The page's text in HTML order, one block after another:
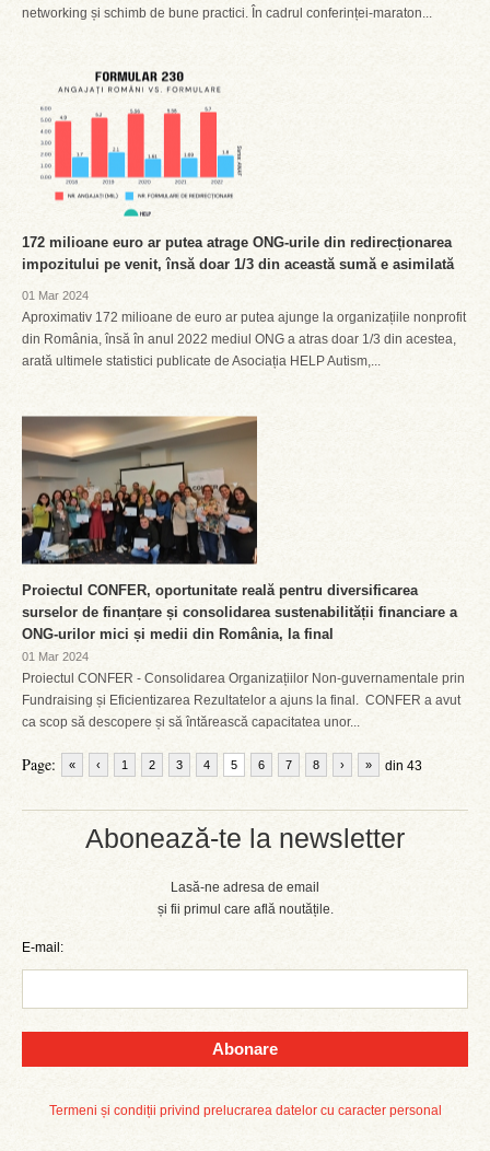
Abonează-te la newsletter
Lasă-ne adresa de email
și fii primul care află noutățile.
E-mail:
Abonare
Termeni și condiții privind prelucrarea datelor cu caracter personal
networking și schimb de bune practici. În cadrul conferinței-maraton...
172 milioane euro ar putea atrage ONG-urile din redirecționarea
impozitului pe venit, însă doar 1/3 din această sumă e asimilată
01 Mar 2024
Aproximativ 172 milioane de euro ar putea ajunge la organizațiile nonprofit
din România, însă în anul 2022 mediul ONG a atras doar 1/3 din acestea,
arată ultimele statistici publicate de Asociația HELP Autism,...
Proiectul CONFER, oportunitate reală pentru diversificarea
surselor de finanțare și consolidarea sustenabilității financiare a
ONG-urilor mici și medii din România, la final
01 Mar 2024
Proiectul CONFER - Consolidarea Organizațiilor Non-guvernamentale prin
Fundraising și Eficientizarea Rezultatelor a ajuns la final. CONFER a avut
ca scop să descopere și să întărească capacitatea unor...
Page: « ‹ 1 2 3 4 5 6 7 8 din 43
› »